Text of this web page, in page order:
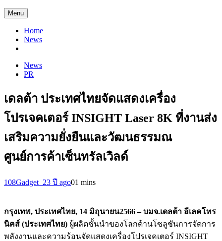
Menu
Home
News
News
PR
เดลต้า ประเทศไทยจัดแสดงเครื่อง
โปรเจคเตอร์ INSIGHT Laser 8K ที่งานส่ง
เสริมความยั่งยืนและวัฒนธรรมณ
ศูนย์การค้าเซ็นทรัลเวิลด์
108Gadget_23 ปี ago01 mins
กรุงเทพ, ประเทศไทย, 14 มิถุนายน2566 –บมจ.เดลต้า อีเลคโทร
นิคส์ (ประเทศไทย) ผู้ผลิตชั้นนำของโลกด้านโซลูชันการจัดการ
พลังงานและความร้อนจัดแสดงเครื่องโปรเจคเตอร์ INSIGHT